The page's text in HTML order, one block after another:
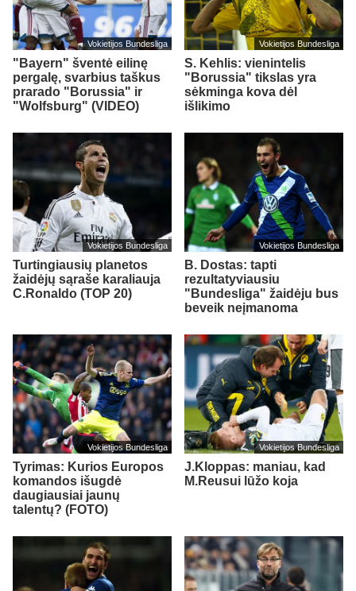
Vokietijos Bundesliga
"Bayern" šventė eilinę
pergalę, svarbius taškus
prarado "Borussia" ir
"Wolfsburg" (VIDEO)
Vokietijos Bundesliga
S. Kehlis: vienintelis
"Borussia" tikslas yra
sėkminga kova dėl
išlikimo
Vokietijos Bundesliga
Turtingiausių planetos
žaidėjų sąraše karaliauja
C.Ronaldo (TOP 20)
Vokietijos Bundesliga
B. Dostas: tapti
rezultatyviausiu
"Bundesliga" žaidėju bus
beveik neįmanoma
Vokietijos Bundesliga
Tyrimas: Kurios Europos
komandos išugdė
daugiausiai jaunų
talentų? (FOTO)
Vokietijos Bundesliga
J.Kloppas: maniau, kad
M.Reusui lūžo koja